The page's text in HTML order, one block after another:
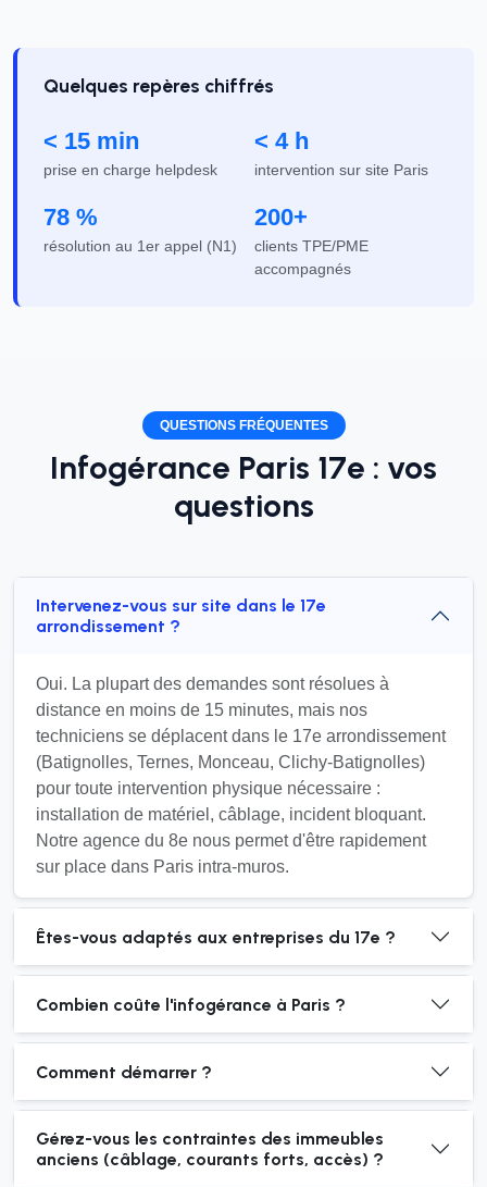
Quelques repères chiffrés
< 15 min
prise en charge helpdesk
< 4 h
intervention sur site Paris
78 %
résolution au 1er appel (N1)
200+
clients TPE/PME
accompagnés
QUESTIONS FRÉQUENTES
Infogérance Paris 17e : vos
questions
Intervenez-vous sur site dans le 17e
arrondissement ?
Oui. La plupart des demandes sont résolues à
distance en moins de 15 minutes, mais nos
techniciens se déplacent dans le 17e arrondissement
(Batignolles, Ternes, Monceau, Clichy-Batignolles)
pour toute intervention physique nécessaire :
installation de matériel, câblage, incident bloquant.
Notre agence du 8e nous permet d'être rapidement
sur place dans Paris intra-muros.
Êtes-vous adaptés aux entreprises du 17e ?
Combien coûte l'infogérance à Paris ?
Comment démarrer ?
Gérez-vous les contraintes des immeubles
anciens (câblage, courants forts, accès) ?